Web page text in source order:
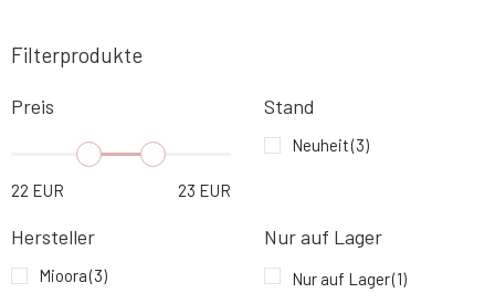
Filterprodukte
Preis
22 EUR 23 EUR
Stand
Neuheit(3)
Hersteller
Mioora(3)
Nur auf Lager
Nur auf Lager(1)